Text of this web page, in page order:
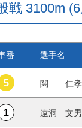
戦 3100m
番 選手名
5 関 仁孝
1 遠洞 文男